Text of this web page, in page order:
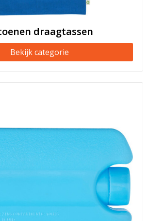
draagtassen
Bekijk categorie